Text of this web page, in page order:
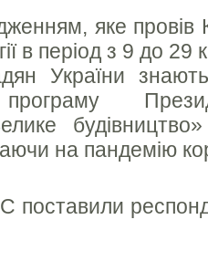
яке
в період з 9 до
України
на пандемію
поставили